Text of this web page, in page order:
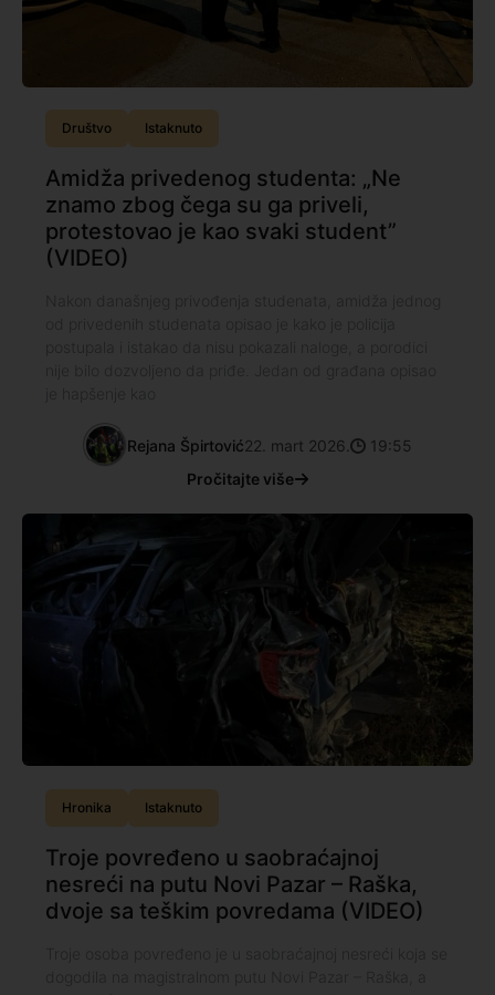
Društvo Istaknuto
Amidža privedenog studenta: „Ne
znamo zbog čega su ga priveli,
protestovao je kao svaki student”
(VIDEO)
Rejana Špirtović22. mart 2026.
19:55
Pročitajte više
Hronika Istaknuto
Troje povređeno u saobraćajnoj
nesreći na putu Novi Pazar – Raška,
dvoje sa teškim povredama (VIDEO)